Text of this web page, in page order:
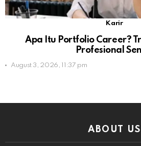
Karir
Apa Itu Portfolio Career?
Profesional
August 3, 2026, 11:37 pm
ABOUT US